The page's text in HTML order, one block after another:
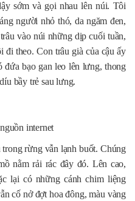
sớm và gọi nhau lên núi. Tôi
người nhỏ thó, da ngăm đen,
vào núi những dịp cuối tuần,
đi theo. Con trâu già của cậu ấy
đứa bạo gan leo lên lưng, thong
bầy trẻ sau lưng.
internet
rừng vẫn lạnh buốt. Chúng
nằm rải rác đây đó. Lên cao,
lại có những cánh chim liệng
cố nở đợt hoa đông, màu vàng